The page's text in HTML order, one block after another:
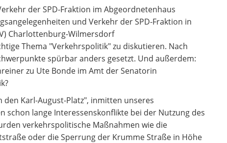
der SPD-Fraktion im Abgeordnetenhaus
und Verkehr der SPD-Fraktion in
Charlottenburg-Wilmersdorf
Thema "Verkehrspolitik" zu diskutieren. Nach
spürbar anders gesetzt. Und außerdem:
zu Ute Bonde im Amt der Senatorin
Karl-August-Platz", inmitten unseres
schon lange Interessenskonflikte bei der Nutzung des
verkehrspolitische Maßnahmen wie die
oder die Sperrung der Krumme Straße in Höhe